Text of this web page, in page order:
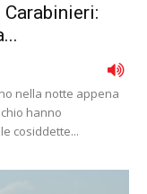
nella notte appena
hanno
cosiddette...